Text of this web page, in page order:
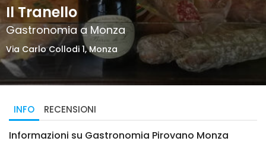
Il Tranello
Gastronomia a Monza
Via Carlo Collodi 1, Monza
INFO RECENSIONI
Informazioni su Gastronomia Pirovano Monza